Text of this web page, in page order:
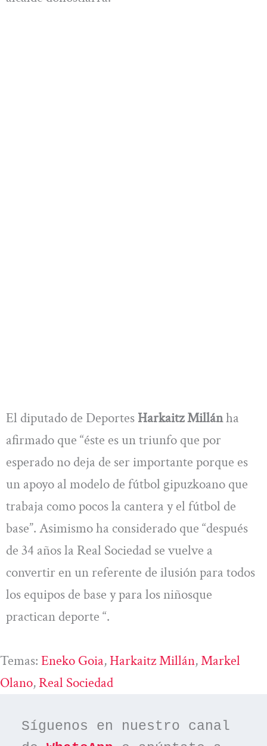
El diputado de Deportes Harkaitz Millánha
afirmado que “éste es un triunfo que por
esperado no deja de ser importante porque es
un apoyo al modelo de fútbol gipuzkoano que
trabaja como pocos la cantera y el fútbol de
base”. Asimismo ha considerado que “después
de 34 años la Real Sociedad se vuelve a
convertir en un referente de ilusión para todos
los equipos de base y para los niñosque
practican deporte “.
Temas: Eneko Goia, Harkaitz Millán, Markel
Olano, Real Sociedad
Síguenos en nuestro canal